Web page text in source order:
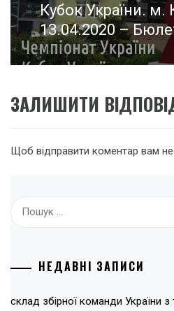
Кубок України. м.
13.04.2020 –
ЗАЛИШИТИ
Щоб відправити коментар вам
НЕДАВНІ ЗАПИСИ
склад збірної команди України з